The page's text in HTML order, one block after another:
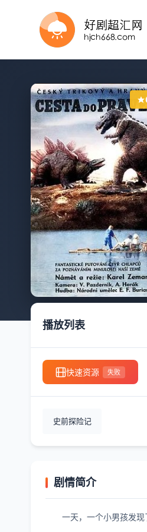
播放列表
快速资源 失败
史前探险记
剧情简介
一天，一个小男孩发